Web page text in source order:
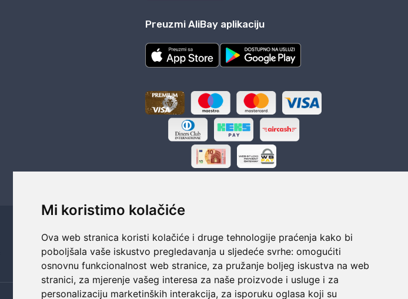
Mi koristimo kolačiće
Ova web stranica koristi kolačiće i druge tehnologije praćenja kako bi
poboljšala vaše iskustvo pregledavanja u sljedeće svrhe: omogućiti
osnovnu funkcionalnost web stranice, za pružanje boljeg iskustva na web
stranici, za mjerenje vašeg interesa za naše proizvode i usluge i za
personalizaciju marketinških interakcija, za isporuku oglasa koji su
Preuzmi AliBay aplikaciju
24/7 odlična podrška
Naši agenti uvijek na raspolaganju
Sigurno obročno plaćanje
Do 24 rata bez kamata